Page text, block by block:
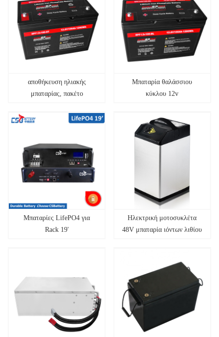
αποθήκευση ηλιακής
μπαταρίας, πακέτο
Μπαταρία θαλάσσιου
κύκλου 12v
Μπαταρίες LifePO4 για
Rack 19'
Ηλεκτρική μοτοσυκλέτα
48V μπαταρία ιόντων λιθίου